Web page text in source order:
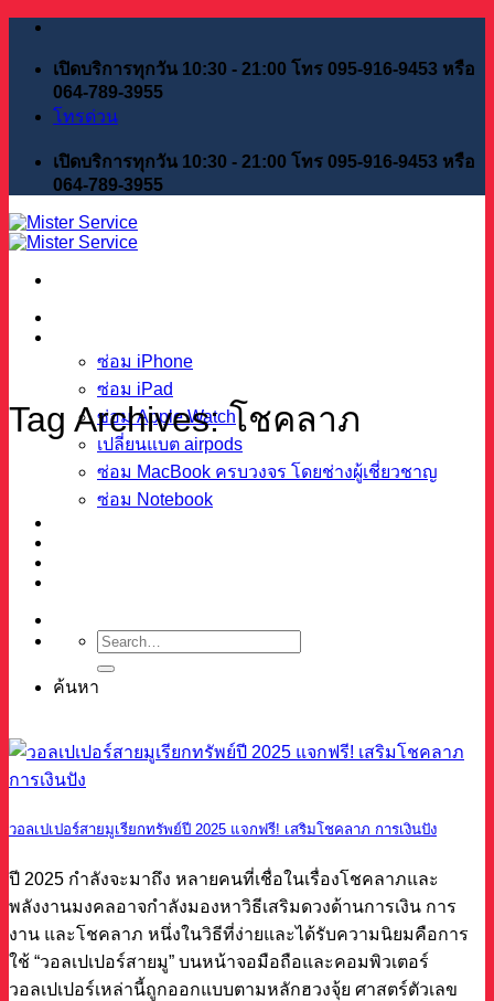
Skip
contentเปิดบริการทุกวัน 10:30 - 21:00 โทร 095-916-9453 หรือ
064-789-3955
โทรด่วน
เปิดบริการทุกวัน 10:30 - 21:00 โทร 095-916-9453 หรือ
064-789-3955
ซ่อม iPhone
ซ่อม iPad
ซ่อม Apple Watch
เปลี่ยนแบต airpods
ซ่อม MacBook ครบวงจร โดยช่างผู้เชี่ยวชาญ
ซ่อม Notebook
ค้นหา
Tag Archives:โชคลาภ
วอลเปเปอร์สายมูเรียกทรัพย์ปี 2025 แจกฟรี! เสริมโชคลาภ การเงินปัง
ปี 2025 กำลังจะมาถึง หลายคนที่เชื่อในเรื่องโชคลาภและ
พลังงานมงคลอาจกำลังมองหาวิธีเสริมดวงด้านการเงิน การ
งาน และโชคลาภ หนึ่งในวิธีที่ง่ายและได้รับความนิยมคือการ
ใช้ “วอลเปเปอร์สายมู” บนหน้าจอมือถือและคอมพิวเตอร์
วอลเปเปอร์เหล่านี้ถูกออกแบบตามหลักฮวงจุ้ย ศาสตร์ตัวเลข